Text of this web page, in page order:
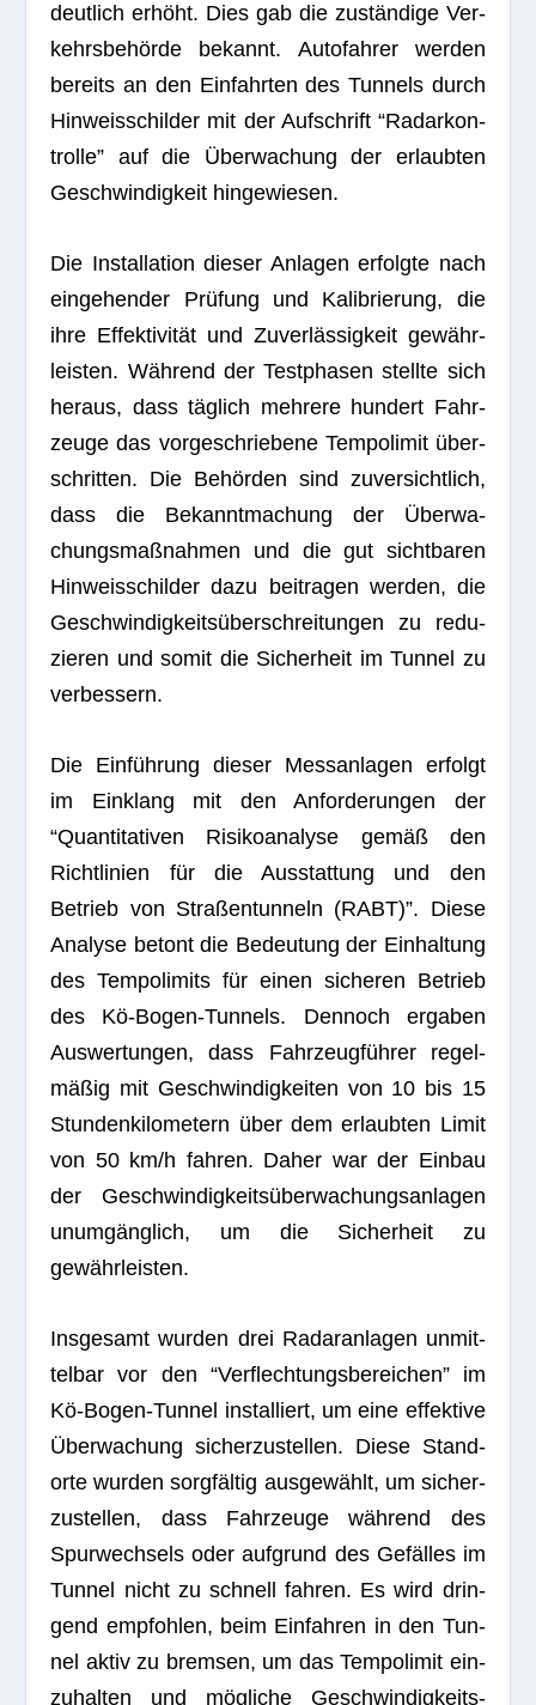
deut­lich erhöht. Dies gab die zustän­dige Ver­
kehrs­be­hörde bekannt. Auto­fah­rer wer­den
bereits an den Ein­fahr­ten des Tun­nels durch
Hin­weis­schil­der mit der Auf­schrift “Radar­kon­
trolle” auf die Über­wa­chung der erlaub­ten
Geschwin­dig­keit hingewiesen.
Die Instal­la­tion die­ser Anla­gen erfolgte nach
ein­ge­hen­der Prü­fung und Kali­brie­rung, die
ihre Effek­ti­vi­tät und Zuver­läs­sig­keit gewähr­
leis­ten. Wäh­rend der Test­pha­sen stellte sich
her­aus, dass täg­lich meh­rere hun­dert Fahr­
zeuge das vor­ge­schrie­bene Tem­po­li­mit über­
schrit­ten. Die Behör­den sind zuver­sicht­lich,
dass die Bekannt­ma­chung der Über­wa­
chungs­maß­nah­men und die gut sicht­ba­ren
Hin­weis­schil­der dazu bei­tra­gen wer­den, die
Geschwin­dig­keits­über­schrei­tun­gen zu redu­
zie­ren und somit die Sicher­heit im Tun­nel zu
verbessern.
Die Ein­füh­rung die­ser Mess­an­la­gen erfolgt
im Ein­klang mit den Anfor­de­run­gen der
“Quan­ti­ta­ti­ven Risi­ko­ana­lyse gemäß den
Richt­li­nien für die Aus­stat­tung und den
Betrieb von Stra­ßen­tun­neln (RABT)”. Diese
Ana­lyse betont die Bedeu­tung der Ein­hal­tung
des Tem­po­li­mits für einen siche­ren Betrieb
des Kö-Bogen-Tun­nels. Den­noch erga­ben
Aus­wer­tun­gen, dass Fahr­zeug­füh­rer regel­
mä­ßig mit Geschwin­dig­kei­ten von 10 bis 15
Stun­den­ki­lo­me­tern über dem erlaub­ten Limit
von 50 km/h fah­ren. Daher war der Ein­bau
der Geschwin­dig­keits­über­wa­chungs­an­la­gen
unum­gäng­lich, um die Sicher­heit zu
gewährleisten.
Ins­ge­samt wur­den drei Radar­an­la­gen unmit­
tel­bar vor den “Ver­flech­tungs­be­rei­chen” im
Kö-Bogen-Tun­nel instal­liert, um eine effek­tive
Über­wa­chung sicher­zu­stel­len. Diese Stand­
orte wur­den sorg­fäl­tig aus­ge­wählt, um sicher­
zu­stel­len, dass Fahr­zeuge wäh­rend des
Spur­wech­sels oder auf­grund des Gefäl­les im
Tun­nel nicht zu schnell fah­ren. Es wird drin­
gend emp­foh­len, beim Ein­fah­ren in den Tun­
nel aktiv zu brem­sen, um das Tem­po­li­mit ein­
zu­hal­ten und mög­li­che Geschwin­dig­keits­